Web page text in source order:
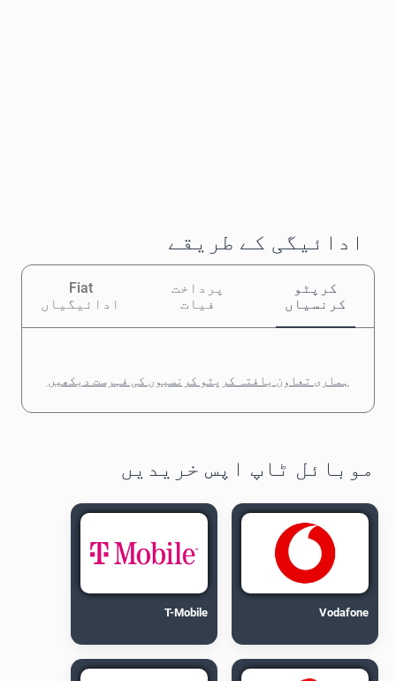
ادائیگی کے طریقے
کرپٹو
کرنسیاں
پرداخت
فیات
Fiat
ادائیگیاں
ہماری تعاون یافتہ کرپٹو کرنسیوں کی فہرست دیکھیں
موبائل ٹاپ اپس خریدیں
Vodafone
T-Mobile